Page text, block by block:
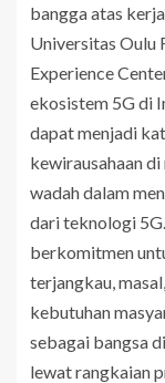
bangga atas
Universitas Oulu
Experience
ekosistem 5G di
dapat menjadi
kewirausahaan
wadah dalam
dari teknologi
berkomitmen
terjangkau,
kebutuhan
sebagai bangsa
lewat rangkaian